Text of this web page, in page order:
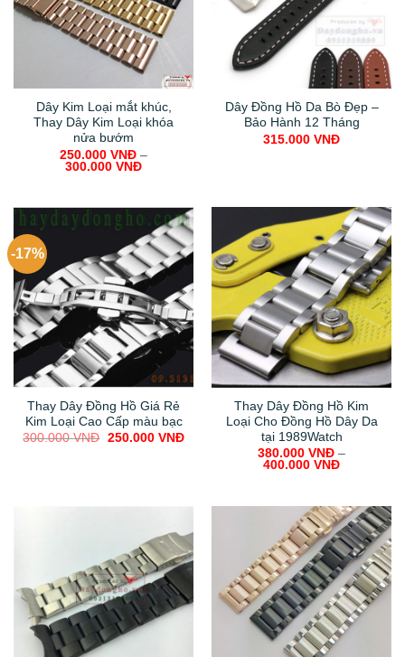
Dây Kim Loại mắt khúc,
Thay Dây Kim Loại khóa
nửa bướm
250.000 VNĐ –
300.000 VNĐ
Dây Đồng Hồ Da Bò Đẹp –
Bảo Hành 12 Tháng
315.000 VNĐ
-17%
Thay Dây Đồng Hồ Giá Rẻ
Kim Loại Cao Cấp màu bạc
300.000VNĐ Original
250.000 VNĐCurrent
Thay Dây Đồng Hồ Kim
Loại Cho Đồng Hồ Dây Da
tại 1989Watch
380.000 VNĐ –
400.000 VNĐ